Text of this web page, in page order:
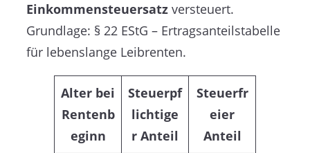
Einkommensteuersatz versteuert.
Grundlage: § 22 EStG – Ertragsanteilstabelle
für lebenslange Leibrenten.
Alter bei
Rentenb
eginn
Steuerpf
lichtige
r Anteil
Steuerfr
eier
Anteil